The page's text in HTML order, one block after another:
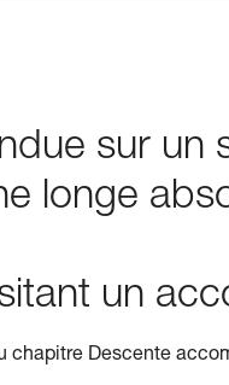
sur un
longe
un
Descente